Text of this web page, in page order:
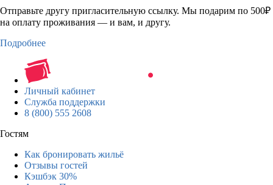
Отправьте другу пригласительную ссылку. Мы подарим по 500₽
на оплату проживания — и вам, и другу.
Подробнее
Личный кабинет
Служба поддержки
8 (800) 555 2608
Гостям
Как бронировать жильё
Отзывы гостей
Кэшбэк 30%